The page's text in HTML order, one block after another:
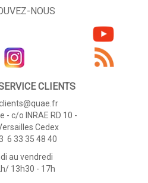
NOUS
CLIENTS
- c/o INRAE RD 10 -
Cedex
6 33 35 48 40
au vendredi
13h30 - 17h